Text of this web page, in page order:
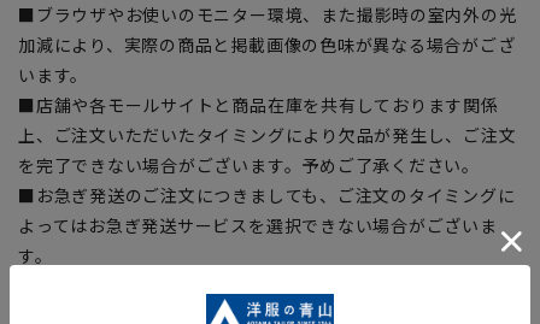
■ブラウザやお使いのモニター環境、また撮影時の室内外の光
加減により、実際の商品と掲載画像の色味が異なる場合がござ
います。
■店舗や各モールサイトと商品在庫を共有しております関係
上、ご注文いただいたタイミングにより欠品が発生し、ご注文
を完了できない場合がございます。予めご了承ください。
■お急ぎ発送のご注文につきましても、ご注文のタイミングに
よってはお急ぎ発送サービスを選択できない場合がございま
す。